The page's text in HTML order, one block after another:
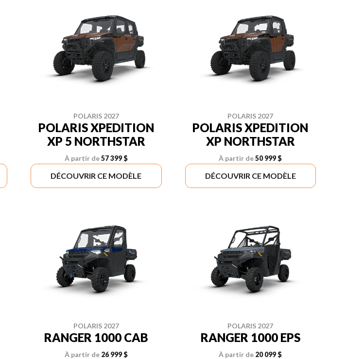
POLARIS 2027
POLARIS XPEDITION
XP 5 NORTHSTAR
À partir de57 399 $
DÉCOUVRIR CE MODÈLE
POLARIS 2027
POLARIS XPEDITION
XP NORTHSTAR
À partir de50 999 $
DÉCOUVRIR CE MODÈLE
POLARIS 2027
RANGER 1000 CAB
À partir de 26 999 $
POLARIS 2027
RANGER 1000 EPS
À partir de 20 099 $